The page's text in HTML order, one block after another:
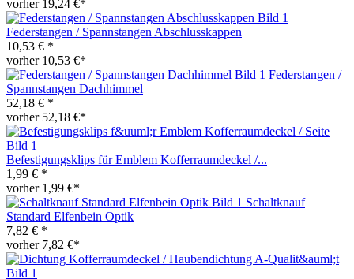
vorher 19,24 €*
Federstangen / Spannstangen Abschlusskappen
10,53 € *
vorher 10,53 €*
Federstangen /
Spannstangen Dachhimmel
52,18 € *
vorher 52,18 €*
Befestigungsklips für Emblem Kofferraumdeckel /...
1,99 € *
vorher 1,99 €*
Schaltknauf
Standard Elfenbein Optik
7,82 € *
vorher 7,82 €*